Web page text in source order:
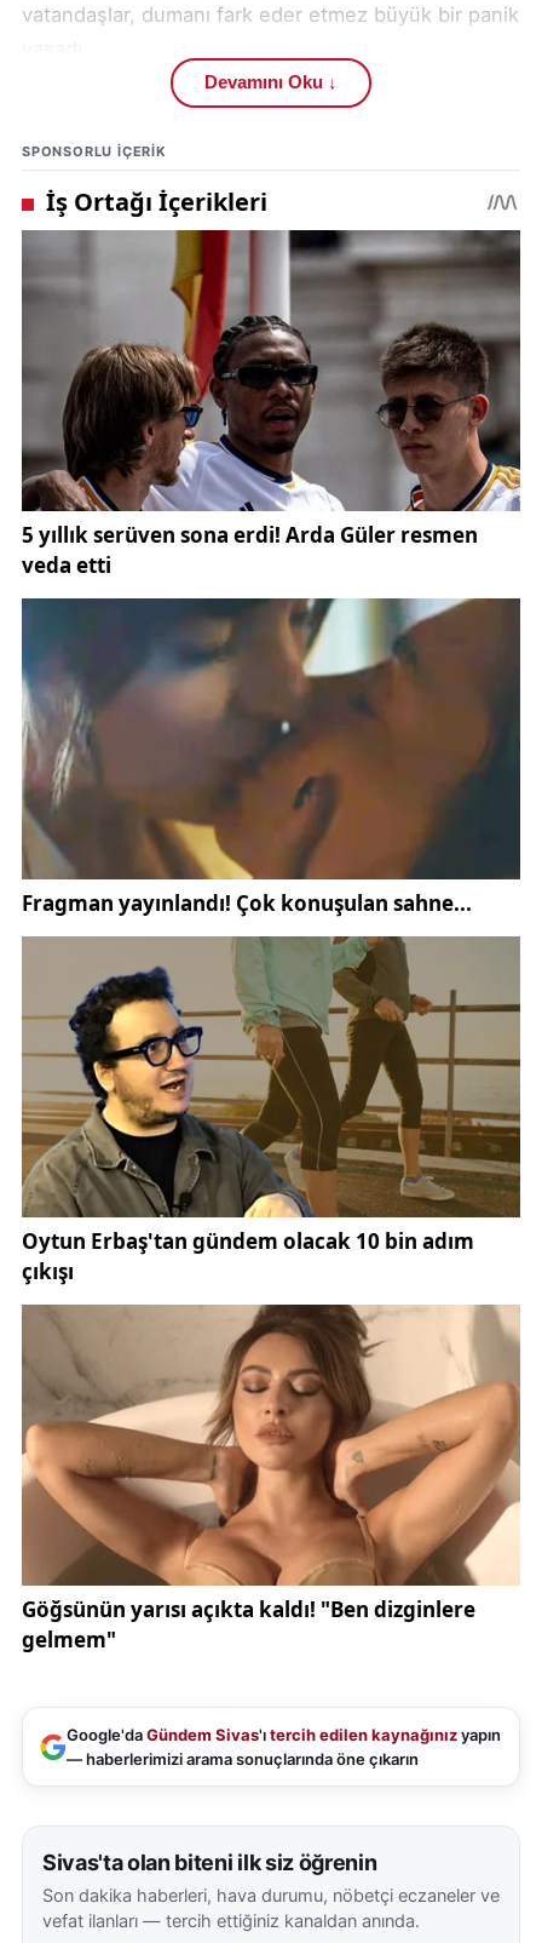
vatandaşlar, dumanı fark eder etmez büyük bir panik
Edinilen bilgilere göre yangın, M.İ.’ye ait müstakil
konutun çatı bölümünde henüz belirlenemeyen bir
nedenle başladı. Alevlerin kısa sürede duman
üretmesi, çevredeki evlerde yaşayan vatandaşların
da durumu fark etmesine yol açtı. Mahalle sakinleri,
olası bir facianın önüne geçmek amacıyla durumu
hızla yetkililere bildirdi.
Yangının başlamasıyla birlikte çatı katından yükselen
yoğun duman, sokak genelinde görüş mesafesini
düşürdü. Özellikle sabah saatlerinde meydana gelen
olayda, evlerinde bulunan vatandaşlar tedbir amaçlı
dışarı çıktı. Yangının çevredeki diğer yapılara
sıçrama ihtimali, mahallede kısa süreli bir endişe
ortamı oluşturdu.
Bu tür olaylar, kent genelinde zaman zaman
yaşanan (Sivas yangın haberleri) kapsamında
değerlendirilirken, erken ihbarın önemi bir kez daha
ortaya çıktı. Vatandaşların duyarlılığı sayesinde
yangın, büyümeden kontrol altına alındı.
Yangın ihbarının alınmasının ardından Sivas
Belediyesi itfaiye ekipleri, olay yerine hızla sevk
edildi. Kısa sürede adrese ulaşan ekipler, çatı
katında devam eden yangına müdahale ederek
alevlerin yayılmasını engelledi. Profesyonel ve
koordineli çalışma sayesinde yangın, binanın diğer
katlarına sıçramadan söndürüldü.
İtfaiye ekiplerinin zamanında ve etkili müdahalesi,
olası can kaybı ve büyük çaplı maddi hasarın önüne
geçti. Olay sırasında herhangi bir yaralanma ya da
can kaybının yaşanmaması ise teselli kaynağı oldu.
Yangın söndürme çalışmalarının ardından ekipler,
binada soğutma çalışması da gerçekleştirdi.
ardından olayla ilgili inceleme başlatıldı. Yangının
çıkış nedeninin belirlenmesi amacıyla itfaiye ve ilgili
birimler tarafından detaylı çalışma yürütülüyor. İlk
belirlemelere göre yangının elektrik tesisatı ya da
çatı bölümündeki başka bir teknik sebepten
kaynaklanmış olabileceği ihtimali üzerinde duruluyor.
Yetkililer, vatandaşları özellikle kış aylarında ve
mevsim geçişlerinde çatı katları, elektrik tesisatları
ve baca sistemleri konusunda daha dikkatli olmaları
yönünde uyardı. Benzer olayların önüne
büyük önem taşıdığı vurgulandı. Konuya ilişkin resmi
bilgilendirmelerin, ilerleyen süreçte ilgili kurumlar
güvenlik ve afet yönetimi çalışmaları hakkında
detaylı bilgilere Sivas Valiliği resmi internet
sitesinden ulaşılabiliyor.
Devamını Oku ↓
SPONSORLU IÇERIK
Google'daGündem Sivas'ıtercih edilen kaynağınızyapın
— haberlerimizi arama sonuçlarında öne çıkarın
Sivas'ta olan biteni ilk siz öğrenin
Son dakika haberleri, hava durumu, nöbetçi eczaneler ve
vefat ilanları — tercih ettiğiniz kanaldan anında.